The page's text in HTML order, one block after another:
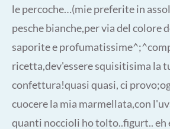
le percoche…(mie preferite in
pesche bianche,per via del colore
saporite e
ricetta,dev'essere squisitisima la
confettura!quasi quasi, ci
cuocere la mia marmellata,con
quanti noccioli ho tolto..figurt.. eh